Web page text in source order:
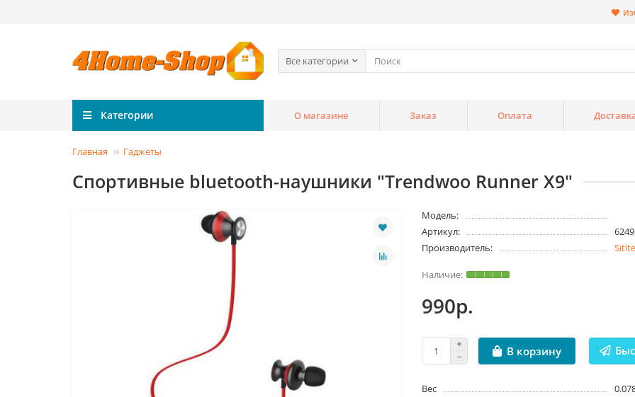
Все категории
Категории О магазине Заказ Оплата
Главная Гаджеты
Спортивные bluetooth-наушники "Trendwoo Runner X9"
Модель:
Артикул:
Производитель:
990р.
В корзину
Вес